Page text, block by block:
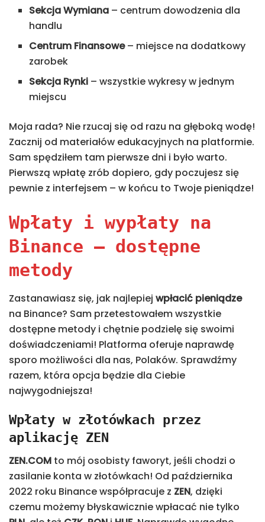
Sekcja Wymiana – centrum dowodzenia dla
handlu
Centrum Finansowe– miejsce na dodatkowy
zarobek
Sekcja Rynki – wszystkie wykresy w jednym
miejscu
Moja rada? Nie rzucaj się od razu na głęboką wodę!
Zacznij od materiałów edukacyjnych na platformie.
Sam spędziłem tam pierwsze dni i było warto.
Pierwszą wpłatę zrób dopiero, gdy poczujesz się
pewnie z interfejsem – w końcu to Twoje pieniądze!
Wpłaty i wypłaty na
Binance – dostępne
metody
Zastanawiasz się, jak najlepiej wpłacić pieniądze
na Binance? Sam przetestowałem wszystkie
dostępne metody i chętnie podzielę się swoimi
doświadczeniami! Platforma oferuje naprawdę
sporo możliwości dla nas, Polaków. Sprawdźmy
razem, która opcja będzie dla Ciebie
najwygodniejsza!
Wpłaty w złotówkach przez
aplikację ZEN
ZEN.COM to mój osobisty faworyt, jeśli chodzi o
zasilanie konta w złotówkach! Od października
2022 roku Binance współpracuje z ZEN, dzięki
czemu możemy błyskawicznie wpłacać nie tylko